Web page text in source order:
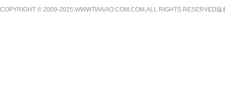
COPYRIGHT © 2009-2025,WWWTIANAO.COM.COM,ALL RIGHTS RESERVED